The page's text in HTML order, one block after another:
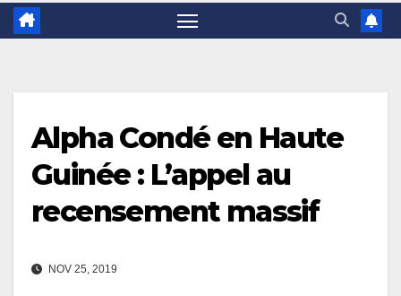
Alpha Condé en Haute
Guinée : L’appel au
recensement massif
NOV 25, 2019